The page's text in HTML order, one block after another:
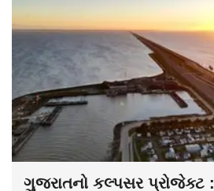
ગુજરાતનો કલ્પસર પ્રોજેક્ટ :